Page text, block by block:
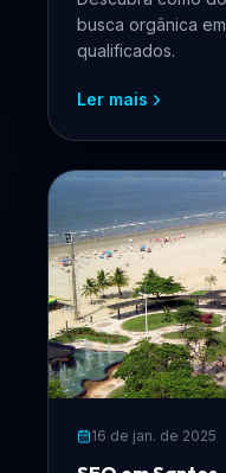
busca orgânica
qualificados.
Ler mais
16 de jan. de 2025